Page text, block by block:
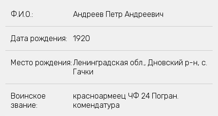
Ф.И.О.: Андреев Петр Андреевич
Дата рождения: 1920
Место рождения:Ленинградская обл., Дновский р-н, с.
Гачки
Воинское
звание:
красноармеец ЧФ 24 Погран.
комендатура